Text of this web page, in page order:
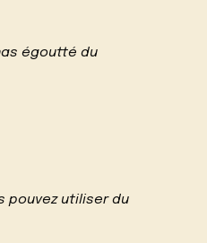
égoutté du
pouvez utiliser du